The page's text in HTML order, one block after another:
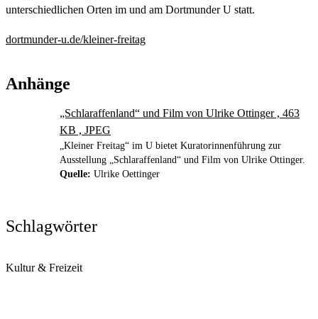
unterschiedlichen Orten im und am Dortmunder U statt.
dortmunder-u.de/kleiner-freitag
Anhänge
„Schlaraffenland“ und Film von Ulrike Ottinger , 463
KB , JPEG
„Kleiner Freitag“ im U bietet Kuratorinnenführung zur
Ausstellung „Schlaraffenland“ und Film von Ulrike Ottinger.
Quelle: Ulrike Oettinger
Schlagwörter
Kultur & Freizeit